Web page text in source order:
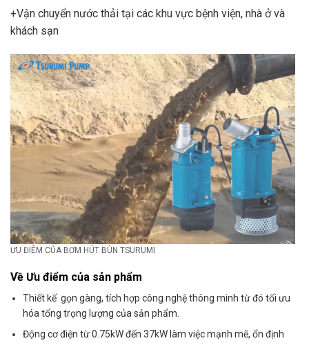
+Vận chuyển nước thải tại các khu vực bệnh viện, nhà ở và
khách sạn
ƯU ĐIÊM CỦA BƠM HÚT BÙN TSURUMI
Về Ưu điểm của sản phẩm
Thiết kế gọn gàng, tích hợp công nghệ thông minh từ đó tối ưu
hóa tổng trọng lượng của sản phẩm.
Động cơ điện từ 0.75kW đến 37kW làm việc mạnh mẽ, ổn định